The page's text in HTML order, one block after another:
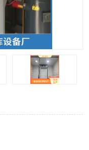
安装，小型冻库造价
冷库，宜宾冻库设备